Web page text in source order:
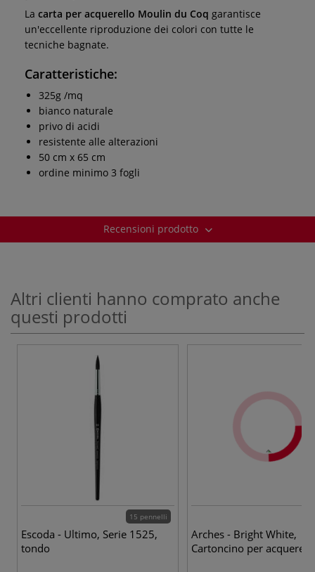
La carta per acquerello Moulin du Coq garantisce
un'eccellente riproduzione dei colori con tutte le
tecniche bagnate.
Caratteristiche:
325g /mq
bianco naturale
privo di acidi
resistente alle alterazioni
50 cm x 65 cm
ordine minimo 3 fogli
Recensioni prodotto
Altri clienti hanno comprato anche
questi prodotti
15 pennelli
Escoda - Ultimo, Serie 1525,
tondo
Arches - Bright White,
Cartoncino per